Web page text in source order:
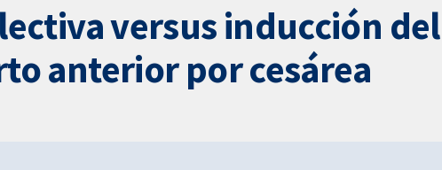
versus inducción
anterior por cesárea